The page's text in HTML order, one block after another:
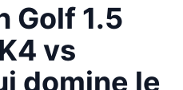
Golf 1.5
vs
domine le